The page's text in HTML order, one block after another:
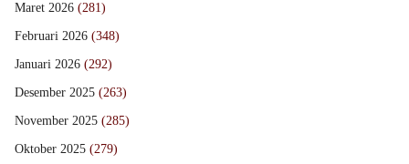
Maret 2026 (281)
Februari 2026 (348)
Januari 2026 (292)
Desember 2025 (263)
November 2025 (285)
Oktober 2025 (279)